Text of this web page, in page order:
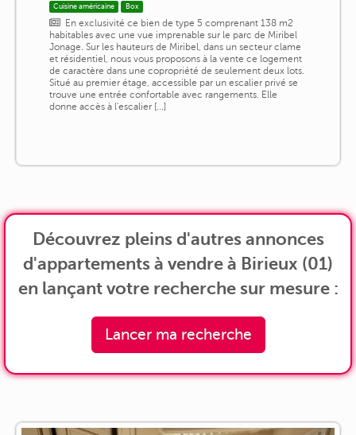
Cuisine américaine
Box
En exclusivité ce bien de type 5 comprenant 138 m2
habitables avec une vue imprenable sur le parc de Miribel
Jonage. Sur les hauteurs de Miribel, dans un secteur clame
et résidentiel, nous vous proposons à la vente ce logement
de caractère dans une copropriété de seulement deux lots.
Situé au premier étage, accessible par un escalier privé se
trouve une entrée confortable avec rangements. Elle
donne accès à l'escalier [...]
Découvrez pleins d'autres annonces
d'appartements à vendre à Birieux (01)
en lançant votre recherche sur mesure :
Lancer ma recherche